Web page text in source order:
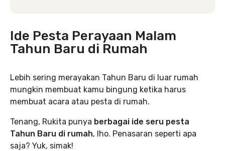
Ide Pesta Perayaan Malam
Tahun Baru di Rumah
Lebih sering merayakan Tahun Baru di luar rumah
mungkin membuat kamu bingung ketika harus
membuat acara atau pesta di rumah.
Tenang, Rukita punya berbagai ide seru pesta
Tahun Baru di rumah, lho. Penasaran seperti apa
saja? Yuk, simak!